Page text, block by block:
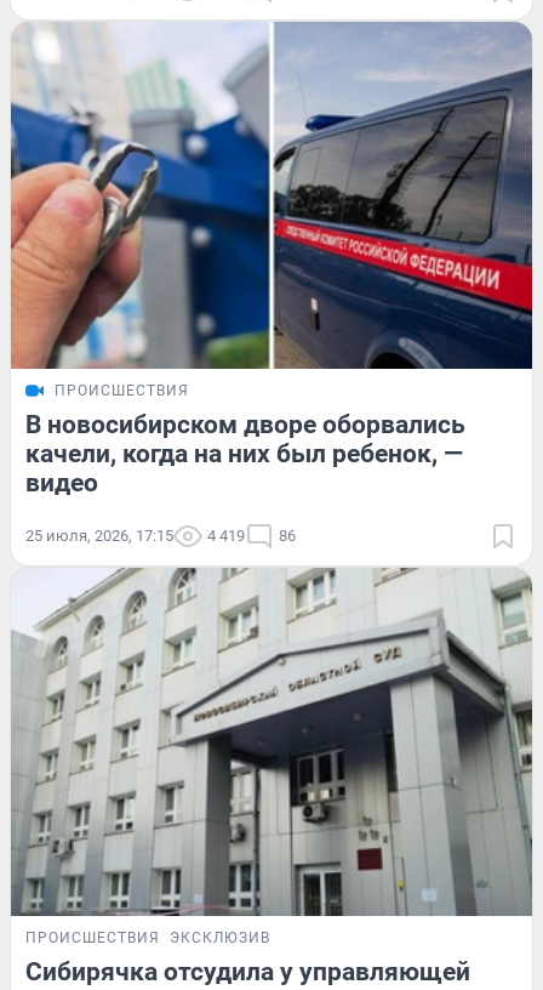
ПРОИСШЕСТВИЯ
В новосибирском дворе оборвались
качели, когда на них был ребенок, —
видео
25 июля, 2026, 17:15 4 419 86
ПРОИСШЕСТВИЯ ЭКСКЛЮЗИВ
Сибирячка отсудила у управляющей